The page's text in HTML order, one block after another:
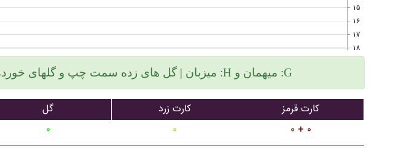
۱۵
۱۶
۱۷
۱۸
میزبان | گل های زده سمت چپ و گلهای خورده سمت راست :H میهمان و :G
گل
۰
کارت زرد
۰
کارت قرمز
۰ + ۰